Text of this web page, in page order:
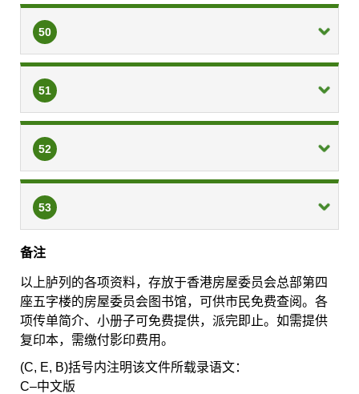
50
51
52
53
备注
以上胪列的各项资料，存放于香港房屋委员会总部第四
座五字楼的房屋委员会图书馆，可供市民免费查阅。各
项传单简介、小册子可免费提供，派完即止。如需提供
复印本，需缴付影印费用。
(C, E, B)括号内注明该文件所载录语文：
C–中文版